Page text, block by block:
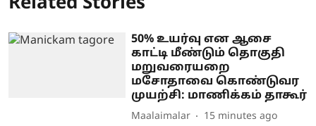
50% உயர்வு என ஆசை
காட்டி மீண்டும் தொகுதி
மறுவரையறை
மசோதாவை கொண்டுவர
முயற்சி: மாணிக்கம் தாகூர்
Maalaimalar 15 minutes ago